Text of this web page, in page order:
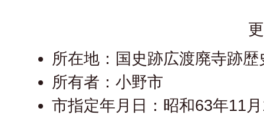
所在地：国史跡広渡廃寺跡歴
所有者：小野市
市指定年月日：昭和63年11